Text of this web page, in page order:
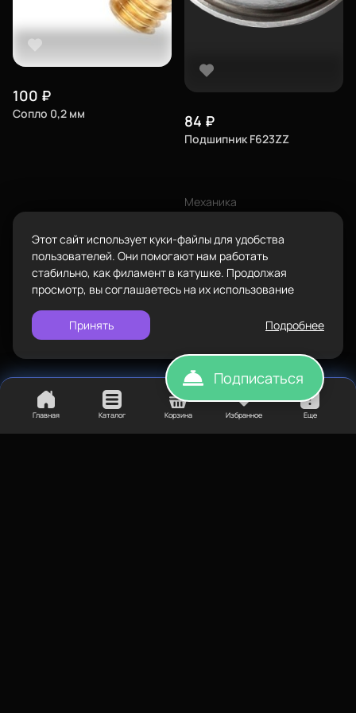
100 ₽
Сопло 0,2 мм 84 ₽
Подшипник F623ZZ
Механика
Главная Каталог Корзина Избранное Еще
Каталог
Сопутствующие товары
Подарочные сертификаты
8-800-234-47-78
Адрес
ул.Проезжая дом 9а
проложить
Политика конфиденциальности
Этот сайт использует куки-файлы для удобства
пользователей. Они помогают нам работать
стабильно, как филамент в катушке. Продолжая
просмотр, вы соглашаетесь на их использование
Принять Подробнее
Подписаться